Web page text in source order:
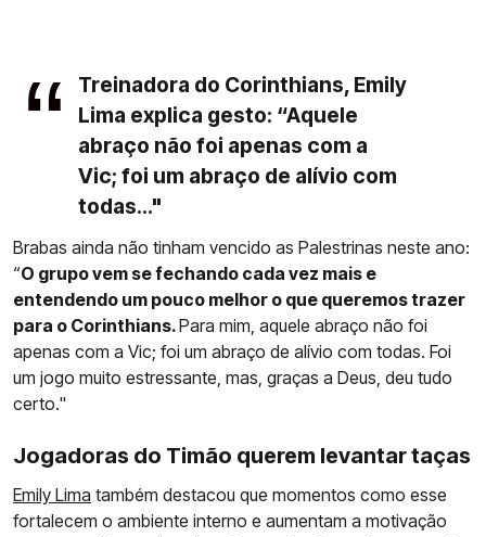
Treinadora do Corinthians, Emily
Lima explica gesto: “Aquele
abraço não foi apenas com a
Vic; foi um abraço de alívio com
todas..."
Brabas ainda não tinham vencido as Palestrinas neste ano:
“O grupo vem se fechando cada vez mais e
entendendo um pouco melhor o que queremos trazer
para o Corinthians.Para mim, aquele abraço não foi
apenas com a Vic; foi um abraço de alívio com todas. Foi
um jogo muito estressante, mas, graças a Deus, deu tudo
certo."
Jogadoras do Timão querem levantar taças
Emily Lima também destacou que momentos como esse
fortalecem o ambiente interno e aumentam a motivação